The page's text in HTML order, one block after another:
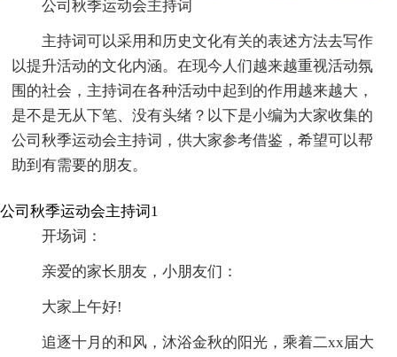
公司秋季运动会主持词
主持词可以采用和历史文化有关的表述方法去写作
以提升活动的文化内涵。在现今人们越来越重视活动氛
围的社会，主持词在各种活动中起到的作用越来越大，
是不是无从下笔、没有头绪？以下是小编为大家收集的
公司秋季运动会主持词，供大家参考借鉴，希望可以帮
助到有需要的朋友。
公司秋季运动会主持词1
开场词：
亲爱的家长朋友，小朋友们：
大家上午好!
追逐十月的和风，沐浴金秋的阳光，乘着二xx届大